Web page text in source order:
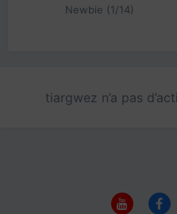
Newbie (1/14)
tiargwez n’a pas